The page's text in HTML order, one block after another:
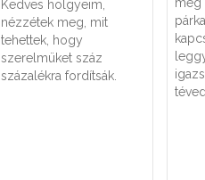
Kedves hölgyeim,
nézzétek meg, mit
tehettek, hogy
szerelmüket száz
százalékra fordítsák.